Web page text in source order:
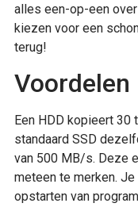
alles een-op-een
kiezen voor een
terug!
Voordelen
Een HDD kopieert 30
standaard SSD
van 500 MB/s. Deze
meteen te merken.
opstarten van